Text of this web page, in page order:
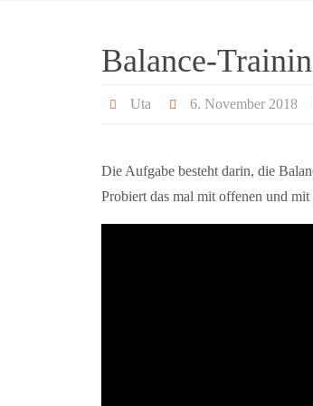
Balance-
Uta 6. November 2018
Die Aufgabe besteht darin, die
Probiert das mal mit offenen und mit